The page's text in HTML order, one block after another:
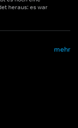
heraus: es war
mehr